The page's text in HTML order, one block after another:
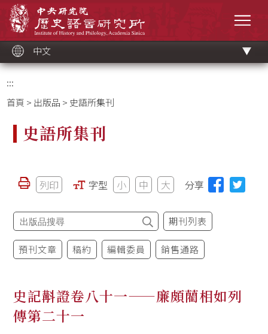
中文
:::
首頁 > 出版品 > 史語所集刊
史語所集刊
列印 字型 小 中 大 分享
期刊列表
預刊文章 稿約 編輯委員 銷售通路
史記斠證卷八十一——廉頗藺相如列
傳第二十一